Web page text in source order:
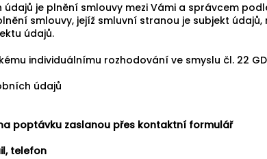
je plnění smlouvy mezi Vámi a správcem
smlouvy, jejíž smluvní stranou je subjekt
údajů.
individuálnímu rozhodování ve smyslu čl. 22
údajů
poptávku zaslanou přes kontaktní formulář
telefon